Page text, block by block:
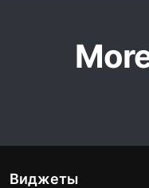
Виджеты